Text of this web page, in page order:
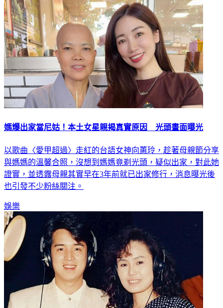
媽爆出家當尼姑！本土女星親揭真實原因 光頭畫面曝光
以歌曲〈愛甲超過〉走紅的台語女神向蕙玲，趁著母親節分享
與媽媽的溫馨合照，沒想到媽媽竟剃光頭，疑似出家，對此她
證實，並透露母親其實早在3年前就已出家修行，消息曝光後
也引發不少粉絲關注。
娛樂